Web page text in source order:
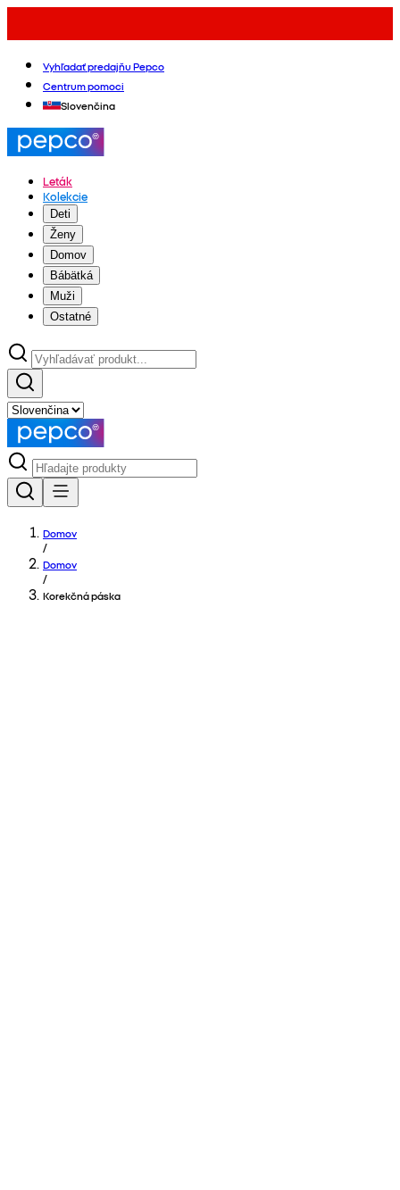
Vyhľadať predajňu Pepco
Centrum pomoci
Slovenčina
Leták
Kolekcie
Deti
Ženy
Domov
Bábätká
Muži
Ostatné
Domov
/
Domov
/
Korekčná páska